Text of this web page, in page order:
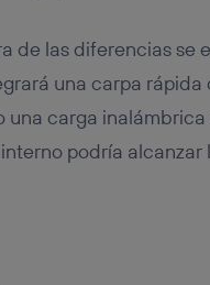
de las diferencias se
una carpa
una carga
podría alcanzar